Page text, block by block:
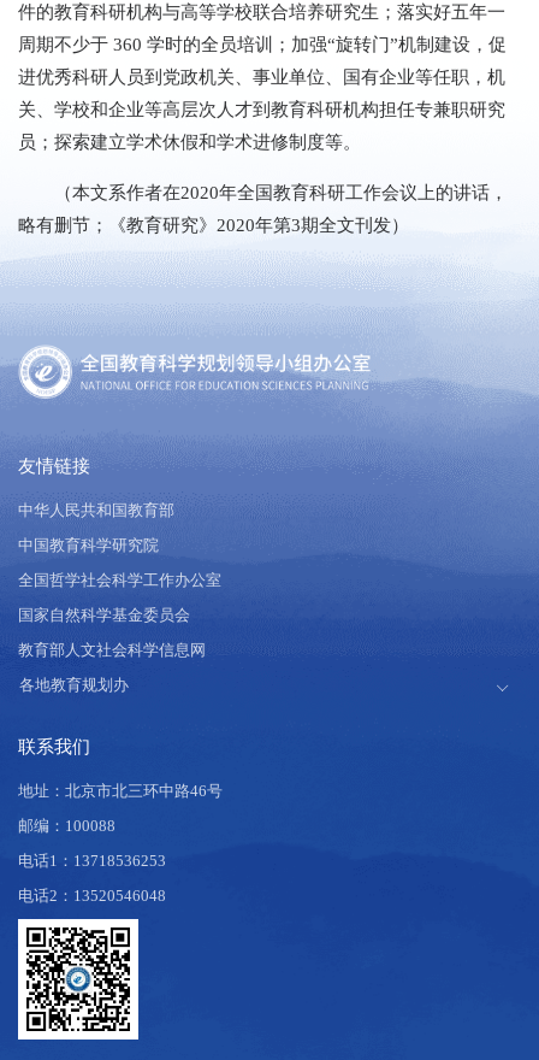
件的教育科研机构与高等学校联合培养研究生；落实好五年一
周期不少于 360 学时的全员培训；加强“旋转门”机制建设，促
进优秀科研人员到党政机关、事业单位、国有企业等任职，机
关、学校和企业等高层次人才到教育科研机构担任专兼职研究
员；探索建立学术休假和学术进修制度等。
（本文系作者在2020年全国教育科研工作会议上的讲话，
略有删节；《教育研究》2020年第3期全文刊发）
友情链接
中华人民共和国教育部
中国教育科学研究院
全国哲学社会科学工作办公室
国家自然科学基金委员会
教育部人文社会科学信息网
联系我们
地址：北京市北三环中路46号
邮编：100088
电话1：13718536253
电话2：13520546048